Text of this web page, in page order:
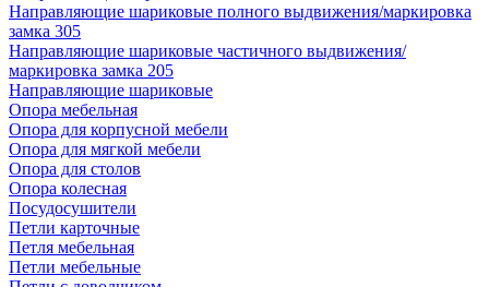
Направляющие шариковые полного выдвижения/маркировка
замка 305
Направляющие шариковые частичного выдвижения/
маркировка замка 205
Направляющие шариковые
Опора мебельная
Опора для корпусной мебели
Опора для мягкой мебели
Опора для столов
Опора колесная
Посудосушители
Петли карточные
Петля мебельная
Петли мебельные